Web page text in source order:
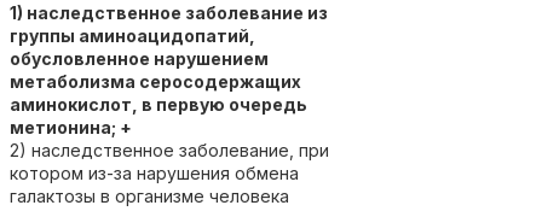
1) наследственное заболевание из
группы аминоацидопатий,
обусловленное нарушением
метаболизма серосодержащих
аминокислот, в первую очередь
метионина; +
2) наследственное заболевание, при
котором из-за нарушения обмена
галактозы в организме человека